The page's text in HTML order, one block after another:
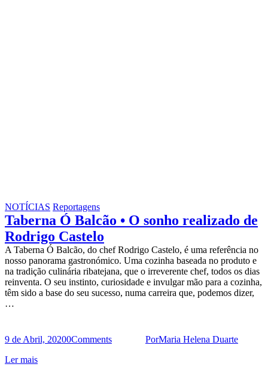
NOTÍCIAS Reportagens
Taberna Ó Balcão • O sonho realizado de
Rodrigo Castelo
A Taberna Ó Balcão, do chef Rodrigo Castelo, é uma referência no
nosso panorama gastronómico. Uma cozinha baseada no produto e
na tradição culinária ribatejana, que o irreverente chef, todos os dias
reinventa. O seu instinto, curiosidade e invulgar mão para a cozinha,
têm sido a base do seu sucesso, numa carreira que, podemos dizer,
…
9 de Abril, 20200Comments PorMaria Helena Duarte
Ler mais